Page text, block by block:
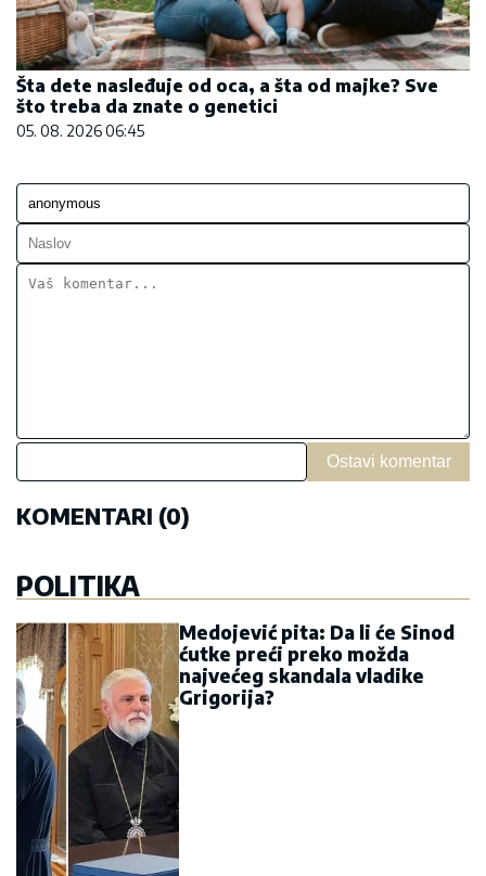
Šta dete nasleđuje od oca, a šta od majke? Sve
što treba da znate o genetici
05. 08. 2026 06:45
Ostavi komentar
KOMENTARI (0)
POLITIKA
Medojević pita: Da li će Sinod
ćutke preći preko možda
najvećeg skandala vladike
Grigorija?